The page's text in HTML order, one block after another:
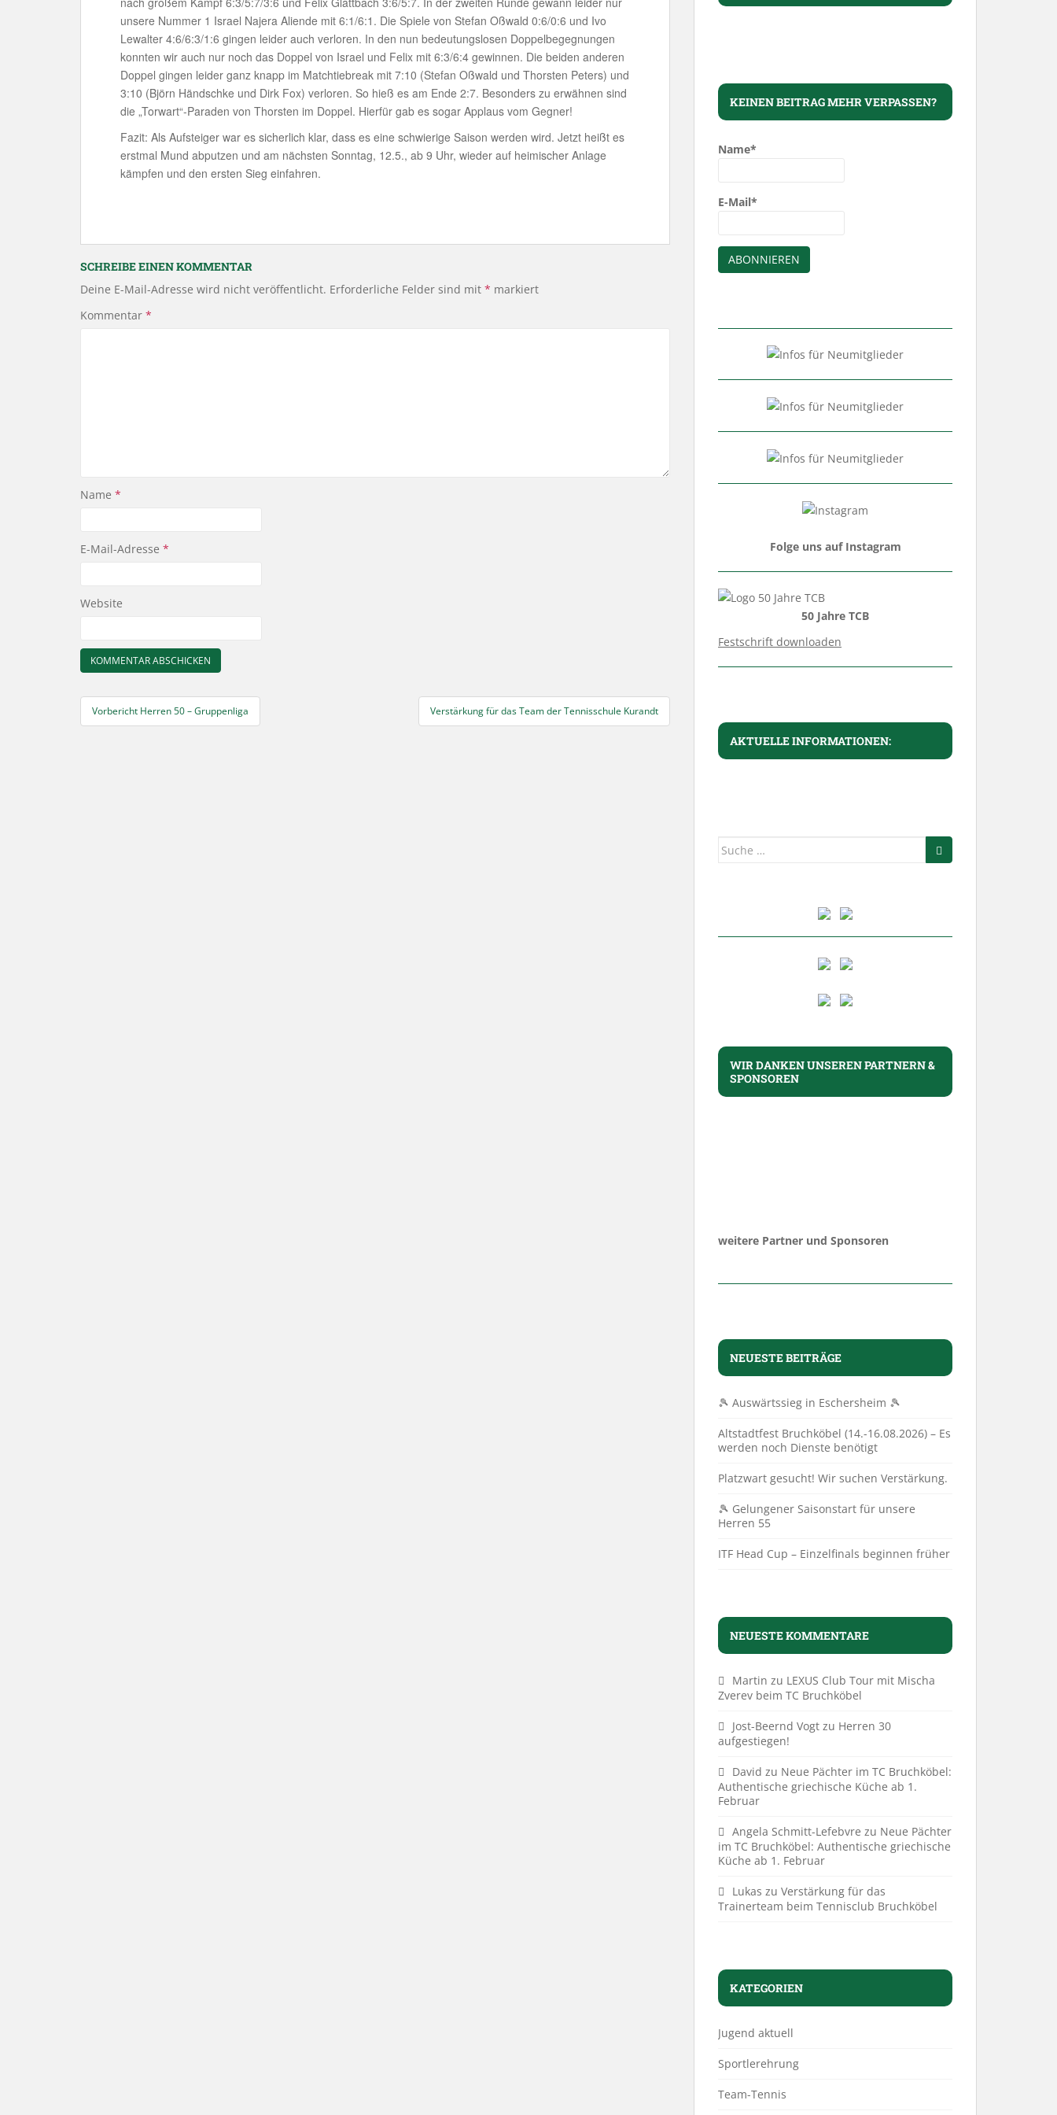
unsere Nummer 1 Israel Najera Aliende mit 6:1/6:1. Die Spiele von Stefan Oßwald 0:6/0:6 und Ivo
Lewalter 4:6/6:3/1:6 gingen leider auch verloren. In den nun bedeutungslosen Doppelbegegnungen
konnten wir auch nur noch das Doppel von Israel und Felix mit 6:3/6:4 gewinnen. Die beiden anderen
Doppel gingen leider ganz knapp im Matchtiebreak mit 7:10 (Stefan Oßwald und Thorsten Peters) und
3:10 (Björn Händschke und Dirk Fox) verloren. So hieß es am Ende 2:7. Besonders zu erwähnen sind
die „Torwart“-Paraden von Thorsten im Doppel. Hierfür gab es sogar Applaus vom Gegner!
Fazit: Als Aufsteiger war es sicherlich klar, dass es eine schwierige Saison werden wird. Jetzt heißt es
erstmal Mund abputzen und am nächsten Sonntag, 12.5., ab 9 Uhr, wieder auf heimischer Anlage
kämpfen und den ersten Sieg einfahren.
SCHREIBE EINEN KOMMENTAR
Deine E-Mail-Adresse wird nicht veröffentlicht. Erforderliche Felder sind mit * markiert
Kommentar *
Name *
E-Mail-Adresse *
Website
Beitragsnavigation
Vorbericht Herren 50 – Gruppenliga Verstärkung für das Team der Tennisschule Kurandt
KEINEN BEITRAG MEHR VERPASSEN?
Name*
E-Mail*
Folge uns auf Instagram
50 Jahre TCB
Festschrift downloaden
AKTUELLE INFORMATIONEN:
Suche
WIR DANKEN UNSEREN PARTNERN &
SPONSOREN
weitere Partner und Sponsoren
NEUESTE BEITRÄGE
🎾 Auswärtssieg in Eschersheim 🎾
Altstadtfest Bruchköbel (14.-16.08.2026) – Es
werden noch Dienste benötigt
Platzwart gesucht! Wir suchen Verstärkung.
🎾 Gelungener Saisonstart für unsere
Herren 55
ITF Head Cup – Einzelfinals beginnen früher
NEUESTE KOMMENTARE
Martin zu LEXUS Club Tour mit Mischa
Zverev beim TC Bruchköbel
Jost-Beernd Vogt zu Herren 30
aufgestiegen!
David zu Neue Pächter im TC Bruchköbel:
Authentische griechische Küche ab 1.
Februar
Angela Schmitt-Lefebvre zu Neue Pächter
im TC Bruchköbel: Authentische griechische
Küche ab 1. Februar
Lukas zu Verstärkung für das
Trainerteam beim Tennisclub Bruchköbel
KATEGORIEN
Jugend aktuell
Sportlerehrung
Team-Tennis